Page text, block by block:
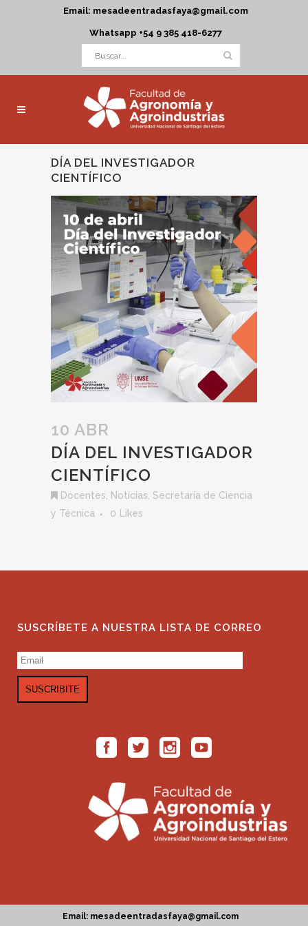
Email: mesadeentradasfaya@gmail.com
Whatsapp +54 9 385 418-6277
DÍA DEL INVESTIGADOR
CIENTÍFICO
10 ABR
DÍA DEL INVESTIGADOR
CIENTÍFICO
Docentes Noticias Secretaría de Ciencia
y Técnica
0 Likes
SUSCRÍBETE A NUESTRA LISTA DE CORREO
Email: mesadeentradasfaya@gmail.com